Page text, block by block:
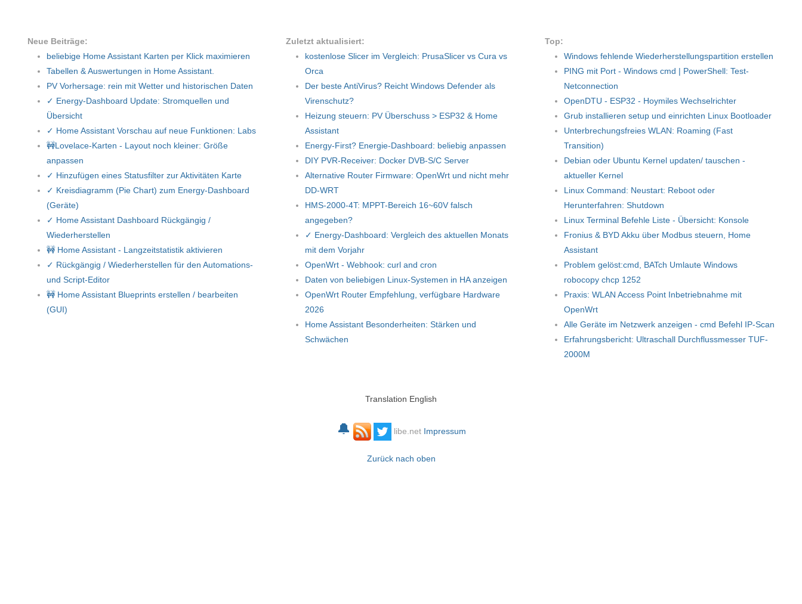
Neue Beiträge:
beliebige Home Assistant Karten per Klick maximieren
Tabellen & Auswertungen in Home Assistant.
PV Vorhersage: rein mit Wetter und historischen Daten
✓ Energy-Dashboard Update: Stromquellen und
Übersicht
✓ Home Assistant Vorschau auf neue Funktionen: Labs
🚧Lovelace-Karten - Layout noch kleiner: Größe
anpassen
✓ Hinzufügen eines Statusfilter zur Aktivitäten Karte
✓ Kreisdiagramm (Pie Chart) zum Energy-Dashboard
(Geräte)
✓ Home Assistant Dashboard Rückgängig /
Wiederherstellen
🚧 Home Assistant - Langzeitstatistik aktivieren
✓ Rückgängig / Wiederherstellen für den Automations-
und Script-Editor
🚧 Home Assistant Blueprints erstellen / bearbeiten
(GUI)
Zuletzt aktualisiert:
kostenlose Slicer im Vergleich: PrusaSlicer vs Cura vs
Orca
Der beste AntiVirus? Reicht Windows Defender als
Virenschutz?
Heizung steuern: PV Überschuss > ESP32 & Home
Assistant
Energy-First? Energie-Dashboard: beliebig anpassen
DIY PVR-Receiver: Docker DVB-S/C Server
Alternative Router Firmware: OpenWrt und nicht mehr
DD-WRT
HMS-2000-4T: MPPT-Bereich 16~60V falsch
angegeben?
✓ Energy-Dashboard: Vergleich des aktuellen Monats
mit dem Vorjahr
OpenWrt - Webhook: curl and cron
Daten von beliebigen Linux-Systemen in HA anzeigen
OpenWrt Router Empfehlung, verfügbare Hardware
2026
Home Assistant Besonderheiten: Stärken und
Schwächen
Top:
Windows fehlende Wiederherstellungspartition erstellen
PING mit Port - Windows cmd | PowerShell: Test-
Netconnection
OpenDTU - ESP32 - Hoymiles Wechselrichter
Grub installieren setup und einrichten Linux Bootloader
Unterbrechungsfreies WLAN: Roaming (Fast
Transition)
Debian oder Ubuntu Kernel updaten/ tauschen -
aktueller Kernel
Linux Command: Neustart: Reboot oder
Herunterfahren: Shutdown
Linux Terminal Befehle Liste - Übersicht: Konsole
Fronius & BYD Akku über Modbus steuern, Home
Assistant
Problem gelöst:cmd, BATch Umlaute Windows
robocopy chcp 1252
Praxis: WLAN Access Point Inbetriebnahme mit
OpenWrt
Alle Geräte im Netzwerk anzeigen - cmd Befehl IP-Scan
Erfahrungsbericht: Ultraschall Durchflussmesser TUF-
2000M
Translation English
🔔 libe.net Impressum
Zurück nach oben